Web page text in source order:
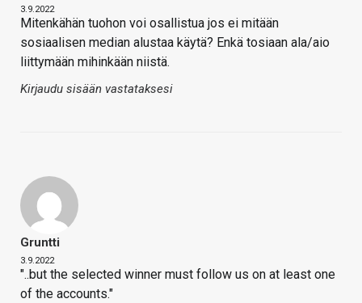
3.9.2022
Mitenkähän tuohon voi osallistua jos ei mitään
sosiaalisen median alustaa käytä? Enkä tosiaan ala/aio
liittymään mihinkään niistä.
Kirjaudu sisään vastataksesi
Gruntti
3.9.2022
"..but the selected winner must follow us on at least one
of the accounts."